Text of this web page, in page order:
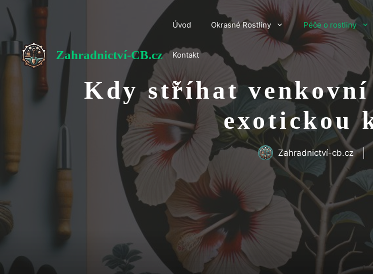
Přeskočit
na
Zahradnictví-CB.cz
Úvod Okrasné Rostliny Péče o rostliny
Kontakt
Kdy stříhat
exotickou
Zahradnictví-cb.cz